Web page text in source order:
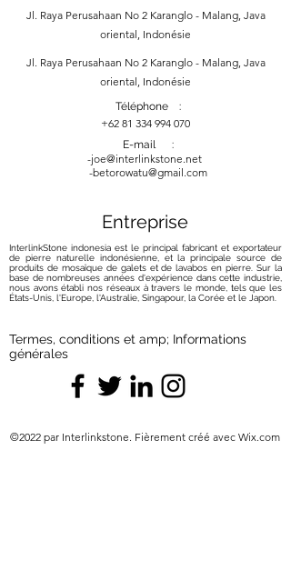
Jl. Raya Perusahaan No 2 Karanglo - Malang, Java
oriental, Indonésie
Jl. Raya Perusahaan No 2 Karanglo - Malang, Java
oriental, Indonésie
Téléphone :
+62 81 334 994 070
E-mail :
-joe@interlinkstone.net
-betorowatu@gmail.com
Entreprise
InterlinkStone indonesia est le principal fabricant et exportateur
de pierre naturelle indonésienne, et la principale source de
produits de mosaïque de galets et de lavabos en pierre. Sur la
base de nombreuses années d'expérience dans cette industrie,
nous avons établi nos réseaux à travers le monde, tels que les
États-Unis, l'Europe, l'Australie, Singapour, la Corée et le Japon.
Termes, conditions et amp; Informations
générales
©2022 par Interlinkstone. Fièrement créé avec Wix.com